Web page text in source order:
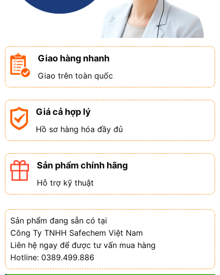
Giao hàng nhanh
Giao trên toàn quốc
Giá cả hợp lý
Hồ sơ hàng hóa đầy đủ
Sản phẩm chính hãng
Hỗ trợ kỹ thuật
Sản phẩm đang sẵn có tại
Công Ty TNHH Safechem Việt Nam
Liên hệ ngay để được tư vấn mua hàng
Hotline: 0389.499.886